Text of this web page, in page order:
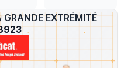
EXTRÉMITÉ
compatibles